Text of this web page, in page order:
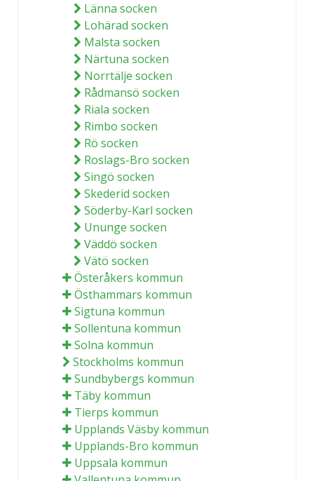
Länna socken
Lohärad socken
Malsta socken
Närtuna socken
Norrtälje socken
Rådmansö socken
Riala socken
Rimbo socken
Rö socken
Roslags-Bro socken
Singö socken
Skederid socken
Söderby-Karl socken
Ununge socken
Väddö socken
Vätö socken
Österåkers kommun
Östhammars kommun
Sigtuna kommun
Sollentuna kommun
Solna kommun
Stockholms kommun
Sundbybergs kommun
Täby kommun
Tierps kommun
Upplands Väsby kommun
Upplands-Bro kommun
Uppsala kommun